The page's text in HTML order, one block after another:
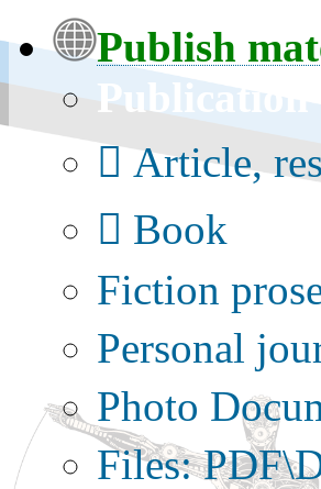
Publish
Publication
Article,
Book
Fiction
Personal
Photo
Files: